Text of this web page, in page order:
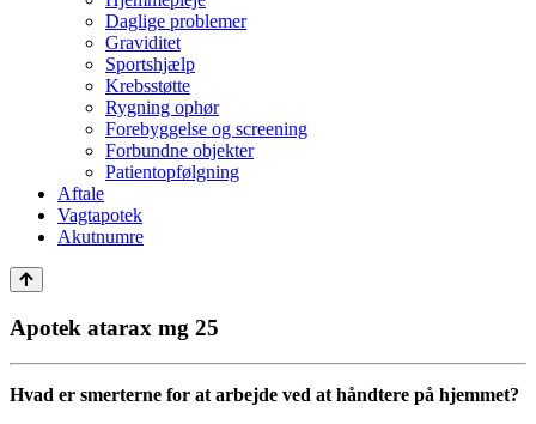
Daglige problemer
Graviditet
Sportshjælp
Krebsstøtte
Rygning ophør
Forebyggelse og screening
Forbundne objekter
Patientopfølgning
Aftale
Vagtapotek
Akutnumre
Apotek atarax mg 25
Hvad er smerterne for at arbejde ved at håndtere på hjemmet?